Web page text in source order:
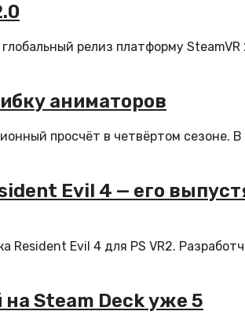
релиз платформу SteamVR
аниматоров
просчёт в четвёртом сезоне. В
Evil 4 — его
Evil 4 для PS VR2.
Steam Deck уже 5